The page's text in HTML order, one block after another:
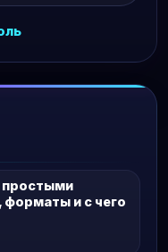
простыми
и с чего